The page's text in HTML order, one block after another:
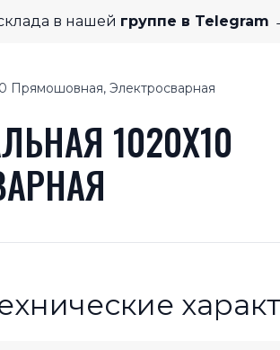
в нашей группе в Telegram
Прямошовная, Электросварная
1020X10